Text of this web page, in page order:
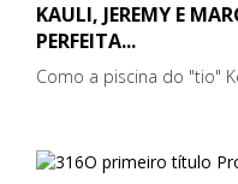
KAULI, JEREMY E
PERFEITA...
Como a piscina do "tio"